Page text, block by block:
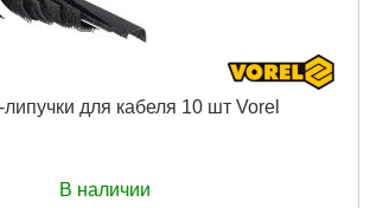
для кабеля 10 шт Vorel
В наличии